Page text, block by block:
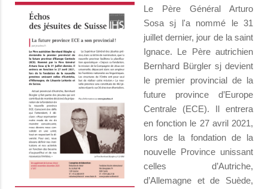
Le Père Général Arturo
Sosa sj l'a nommé le 31
juillet dernier, jour de la saint
Ignace. Le Père autrichien
Bernhard Bürgler sj devient
le premier provincial de la
future province d’Europe
Centrale (ECE). Il entrera
en fonction le 27 avril 2021,
lors de la fondation de la
nouvelle Province unissant
celles d’Autriche,
d’Allemagne et de Suède,